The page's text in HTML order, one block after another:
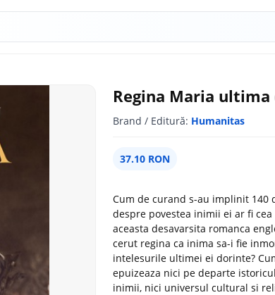
Regina Maria
Brand / Editură: Humanitas
37.10 RON
Cum de curand s-au implinit 140
despre povestea inimii ei ar fi
aceasta desavarsita romanca
cerut regina ca inima sa-i fie
intelesurile ultimei ei dorinte?
epuizeaza nici pe departe
inimii, nici universul cultural si